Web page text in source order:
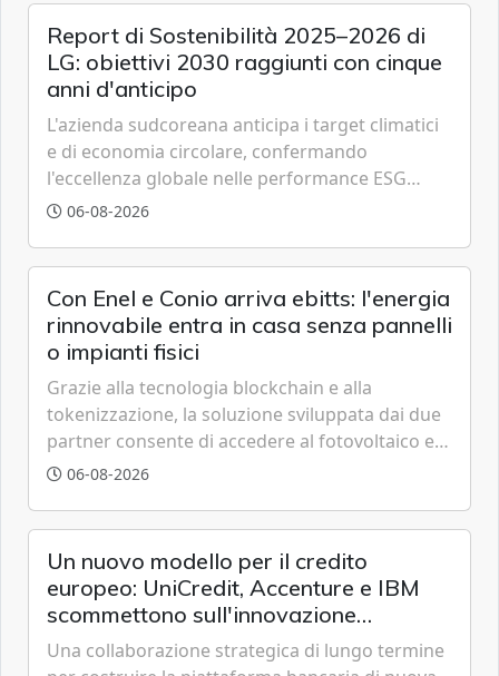
Report di Sostenibilità 2025–2026 di
LG: obiettivi 2030 raggiunti con cinque
anni d'anticipo
L'azienda sudcoreana anticipa i target climatici
e di economia circolare, confermando
l'eccellenza globale nelle performance ESG
grazie a innovazione, accessibilità e governance
06-08-2026
Con Enel e Conio arriva ebitts: l'energia
rinnovabile entra in casa senza pannelli
o impianti fisici
Grazie alla tecnologia blockchain e alla
tokenizzazione, la soluzione sviluppata dai due
partner consente di accedere al fotovoltaico e
all'eolico ottenendo risparmi diretti in bolletta,
06-08-2026
Un nuovo modello per il credito
europeo: UniCredit, Accenture e IBM
scommettono sull'innovazione
tecnologica
Una collaborazione strategica di lungo termine